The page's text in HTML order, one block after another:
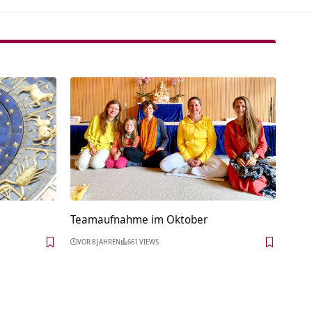
Teamaufnahme im Oktober
VOR 8 JAHREN 661 VIEWS